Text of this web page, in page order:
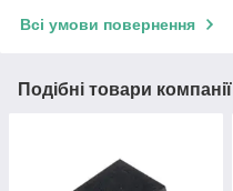
Всі умови повернення
Подібні товари компанії